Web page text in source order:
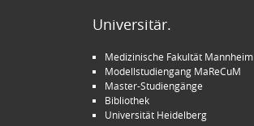
Universitär.
Medizinische Fakultät Mannheim
Modellstudiengang MaReCuM
Master-Studiengänge
Bibliothek
Universität Heidelberg